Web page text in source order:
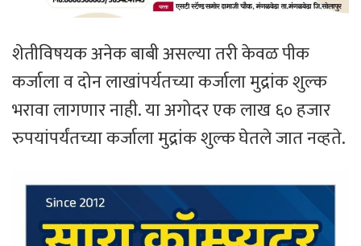
शेतीविषयक अनेक बाबी असल्या तरी केवळ पीक
कर्जाला व दोन लाखांपर्यतच्या कर्जाला मुद्रांक शुल्क
भरावा लागणार नाही. या अगोदर एक लाख ६० हजार
रुपयांपर्यंतच्या कर्जाला मुद्रांक शुल्क घेतले जात नव्हते.